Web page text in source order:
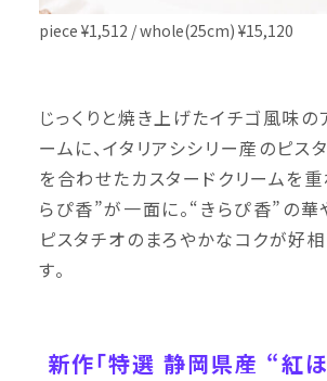
piece ¥1,512 / whole(25cm) ¥15,120
じっくりと焼き上げたイチゴ風味の
ームに、イタリアシシリー産のピス
を合わせたカスタードクリームを重
らぴ香”が一面に。“きらぴ香”の華
ピスタチオのまろやかなコクが好
す。
新作「特選 静岡県産 “紅